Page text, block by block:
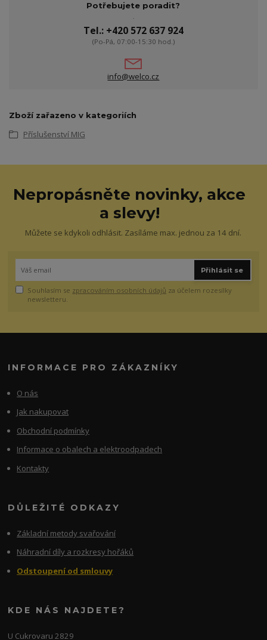
Potřebujete poradit?
Tel.: +420 572 637 924
(Po-Pá, 07:00-15:30 hod.)
info@welco.cz
Zboží zařazeno v kategoriích
Příslušenství MIG
Nepropásněte novinky, akce
a slevy!
Můžete se kdykoli odhlásit. Zasíláme max. jednou za 14 dní.
Přihlásit se
Souhlasím se zpracováním osobních údajů za účelem rozesílky
newsletteru.
INFORMACE PRO ZÁKAZNÍKY
O nás
Jak nakupovat
Obchodní podmínky
Informace o obalech a elektroodpadech
Kontakty
DŮLEŽITÉ ODKAZY
Základní metody svařování
Náhradní díly a rozkresy hořáků
Odstoupení od smlouvy
KDE NÁS NAJDETE?
U Cukrovaru 2829